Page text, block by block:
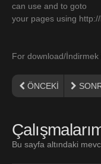
can use and to goto
your pages using
For download/İndirmek
ÖNCEKI
Bu sayfa altındaki